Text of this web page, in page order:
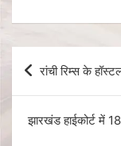
रांची रिम्स के
झारखंड हाईकोर्ट में